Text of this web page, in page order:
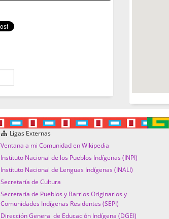
Ligas Externas
Ventana a mi Comunidad en Wikipedia
Instituto Nacional de los Pueblos Indígenas (INPI)
Instituto Nacional de Lenguas Indígenas (INALI)
Secretaría de Cultura
Secretaría de Pueblos y Barrios Originarios y
Comunidades Indígenas Residentes (SEPI)
Dirección General de Educación Indígena (DGEI)